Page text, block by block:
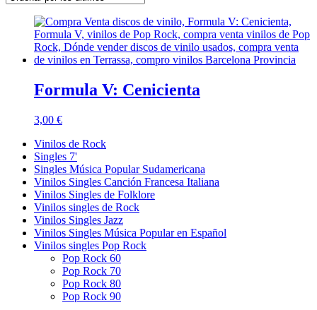
Formula V: Cenicienta
3,00 €
Vinilos de Rock
Singles 7'
Singles Música Popular Sudamericana
Vinilos Singles Canción Francesa Italiana
Vinilos Singles de Folklore
Vinilos singles de Rock
Vinilos Singles Jazz
Vinilos Singles Música Popular en Español
Vinilos singles Pop Rock
Pop Rock 60
Pop Rock 70
Pop Rock 80
Pop Rock 90